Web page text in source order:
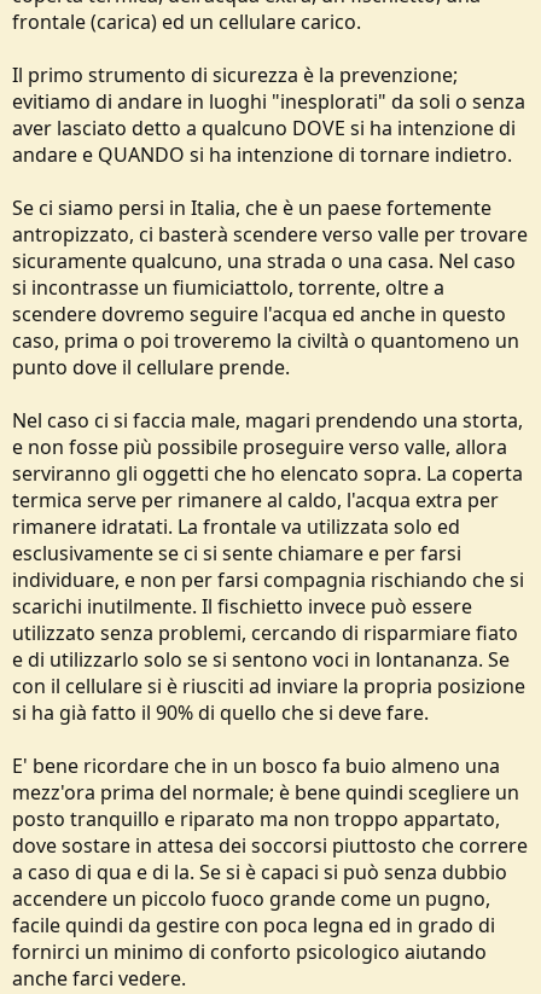
frontale (carica) ed un cellulare carico.
Il primo strumento di sicurezza è la prevenzione;
evitiamo di andare in luoghi "inesplorati" da soli o senza
aver lasciato detto a qualcuno DOVE si ha intenzione di
andare e QUANDO si ha intenzione di tornare indietro.
Se ci siamo persi in Italia, che è un paese fortemente
antropizzato, ci basterà scendere verso valle per trovare
sicuramente qualcuno, una strada o una casa. Nel caso
si incontrasse un fiumiciattolo, torrente, oltre a
scendere dovremo seguire l'acqua ed anche in questo
caso, prima o poi troveremo la civiltà o quantomeno un
punto dove il cellulare prende.
Nel caso ci si faccia male, magari prendendo una storta,
e non fosse più possibile proseguire verso valle, allora
serviranno gli oggetti che ho elencato sopra. La coperta
termica serve per rimanere al caldo, l'acqua extra per
rimanere idratati. La frontale va utilizzata solo ed
esclusivamente se ci si sente chiamare e per farsi
individuare, e non per farsi compagnia rischiando che si
scarichi inutilmente. Il fischietto invece può essere
utilizzato senza problemi, cercando di risparmiare fiato
e di utilizzarlo solo se si sentono voci in lontananza. Se
con il cellulare si è riusciti ad inviare la propria posizione
si ha già fatto il 90% di quello che si deve fare.
E' bene ricordare che in un bosco fa buio almeno una
mezz'ora prima del normale; è bene quindi scegliere un
posto tranquillo e riparato ma non troppo appartato,
dove sostare in attesa dei soccorsi piuttosto che correre
a caso di qua e di la. Se si è capaci si può senza dubbio
accendere un piccolo fuoco grande come un pugno,
facile quindi da gestire con poca legna ed in grado di
fornirci un minimo di conforto psicologico aiutando
anche farci vedere.